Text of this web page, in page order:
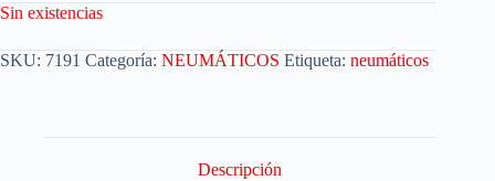
Sin existencias
SKU: 7191 Categoría: NEUMÁTICOS Etiqueta: neumáticos
Descripción